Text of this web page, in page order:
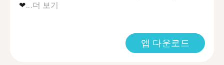
❤...더 보기
앱 다운로드